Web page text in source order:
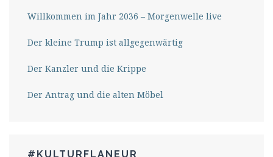
Willkommen im Jahr 2036 – Morgenwelle live
Der kleine Trump ist allgegenwärtig
Der Kanzler und die Krippe
Der Antrag und die alten Möbel
#KULTURFLANEUR